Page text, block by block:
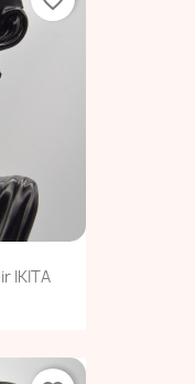
IKITA